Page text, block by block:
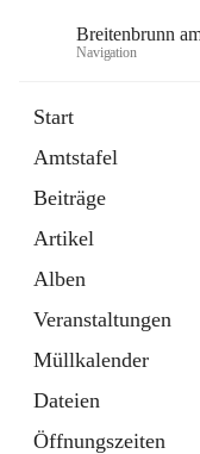
Breitenbrunn
Navigation
Start
Amtstafel
Beiträge
Artikel
Alben
Veranstaltungen
Müllkalender
Dateien
Öffnungszeiten
18 Schnellzugriffe
Gemeindeservice